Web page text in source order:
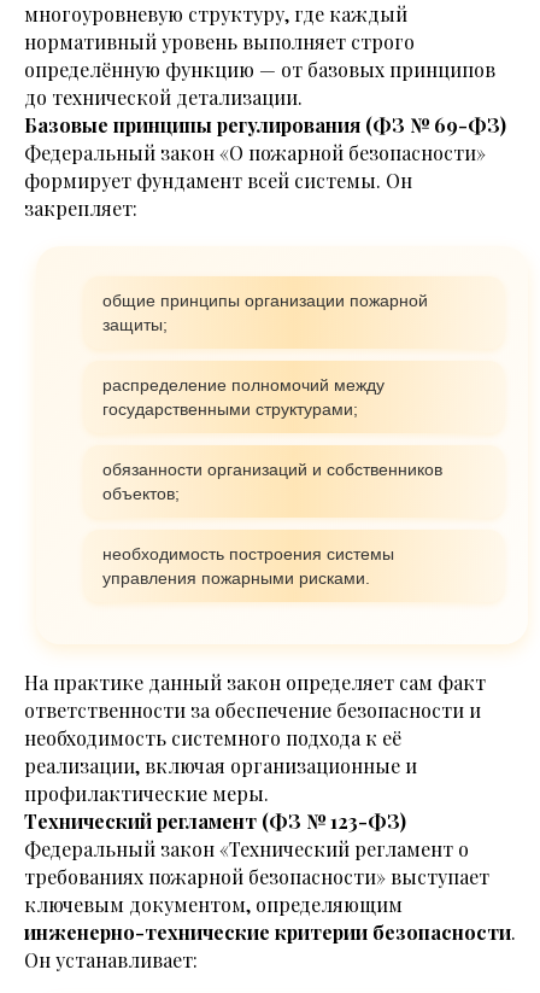
многоуровневую структуру, где каждый
нормативный уровень выполняет строго
определённую функцию — от базовых принципов
до технической детализации.
Базовые принципы регулирования (ФЗ № 69-ФЗ)
Федеральный закон «О пожарной безопасности»
формирует фундамент всей системы. Он
закрепляет:
общие принципы организации пожарной
защиты;
распределение полномочий между
государственными структурами;
обязанности организаций и собственников
объектов;
необходимость построения системы
управления пожарными рисками.
На практике данный закон определяет сам факт
ответственности за обеспечение безопасности и
необходимость системного подхода к её
реализации, включая организационные и
профилактические меры.
Технический регламент (ФЗ № 123-ФЗ)
Федеральный закон «Технический регламент о
требованиях пожарной безопасности» выступает
ключевым документом, определяющим
инженерно-технические критерии безопасности.
Он устанавливает: